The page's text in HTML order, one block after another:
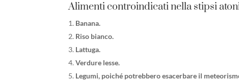
Alimenti controindicati nella stipsi
Banana.
Riso bianco.
Lattuga.
Verdure lesse.
Legumi, poiché potrebbero esacerbare il